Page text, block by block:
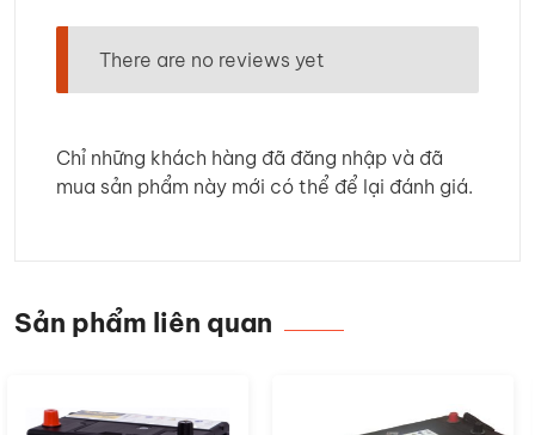
There are no reviews yet
Chỉ những khách hàng đã đăng nhập và đã
mua sản phẩm này mới có thể để lại đánh giá.
Sản phẩm liên quan